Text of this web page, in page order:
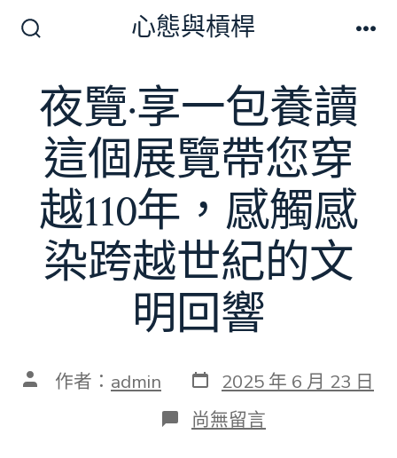
切
換
開
關
心態與槓桿
夜覽·享一包養讀
這個展覽帶您穿
越110年，感觸感
染跨越世紀的文
明回響
文 作者： admin 發
表
日
期
2025 年 6 月 23 日
在
〈夜
尚無留言